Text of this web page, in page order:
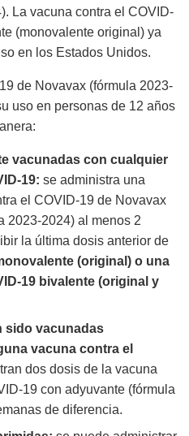
La vacuna contra el COVID-
(monovalente original) ya
en los Estados Unidos.
de Novavax (fórmula 2023-
uso en personas de 12 años
vacunadas con cualquier
19: se administra una
el COVID-19 de Novavax
2023-2024) al menos 2
la última dosis anterior de
(original) o una
19 bivalente (original y
sido vacunadas
vacuna contra el
dos dosis de la vacuna
19 con adyuvante (fórmula
de diferencia.